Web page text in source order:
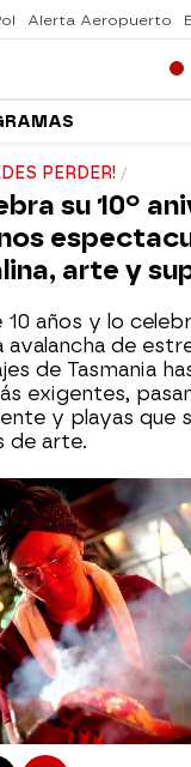
Alerta Aeropuerto
PERDER!
su 10º
arte y
10 años y lo
avalancha de
de Tasmania
exigentes,
y playas que
de arte.
junio de 2025, 14:34